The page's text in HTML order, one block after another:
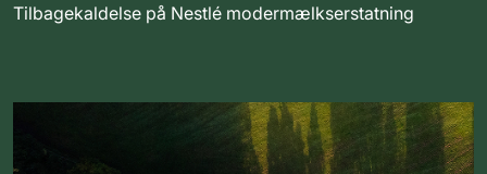
Tilbagekaldelse på Nestlé modermælkserstatning